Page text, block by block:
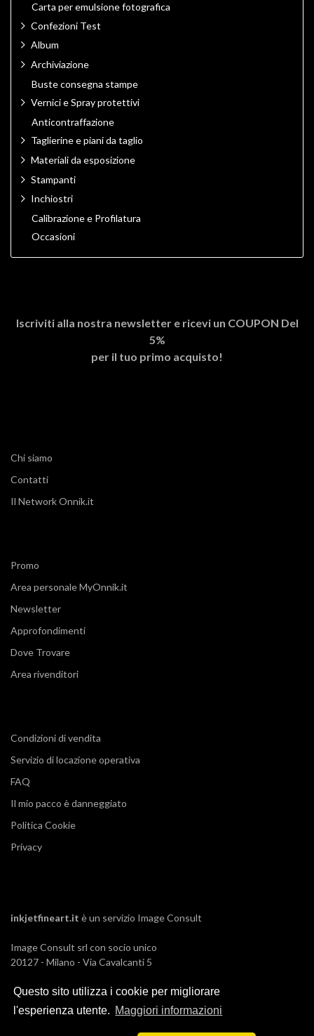
Questo sito utilizza i cookie per migliorare
l'esperienza utente. Maggiori informazioni
Carta per emulsione fotografica
Confezioni Test
Album
Archiviazione
Buste consegna stampe
Vernici e Spray protettivi
Anticontraffazione
Taglierine e piani da taglio
Materiali da esposizione
Stampanti
Inchiostri
Calibrazione e Profilatura
Occasioni
Iscriviti alla nostra newsletter e ricevi un COUPON Del
5%
per il tuo primo acquisto!
Chi siamo
Contatti
Il Network Onnik.it
Promo
Area personale MyOnnik.it
Newsletter
Approfondimenti
Dove Trovare
Area rivenditori
Condizioni di vendita
Servizio di locazione operativa
FAQ
Il mio pacco è danneggiato
Politica Cookie
Privacy
inkjetfineart.it è un servizio Image Consult
Image Consult srl con socio unico
20127 - Milano - Via Cavalcanti 5
P.IVA e C.F. 03383650961
REA 1673647 CCIAA Milano Monza Brianza